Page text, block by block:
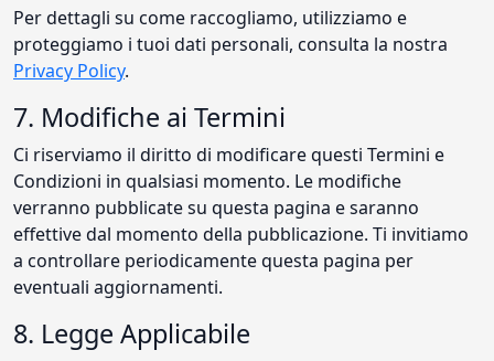
Per dettagli su come raccogliamo, utilizziamo e
proteggiamo i tuoi dati personali, consulta la nostra
Privacy Policy.
7. Modifiche ai Termini
Ci riserviamo il diritto di modificare questi Termini e
Condizioni in qualsiasi momento. Le modifiche
verranno pubblicate su questa pagina e saranno
effettive dal momento della pubblicazione. Ti invitiamo
a controllare periodicamente questa pagina per
eventuali aggiornamenti.
8. Legge Applicabile